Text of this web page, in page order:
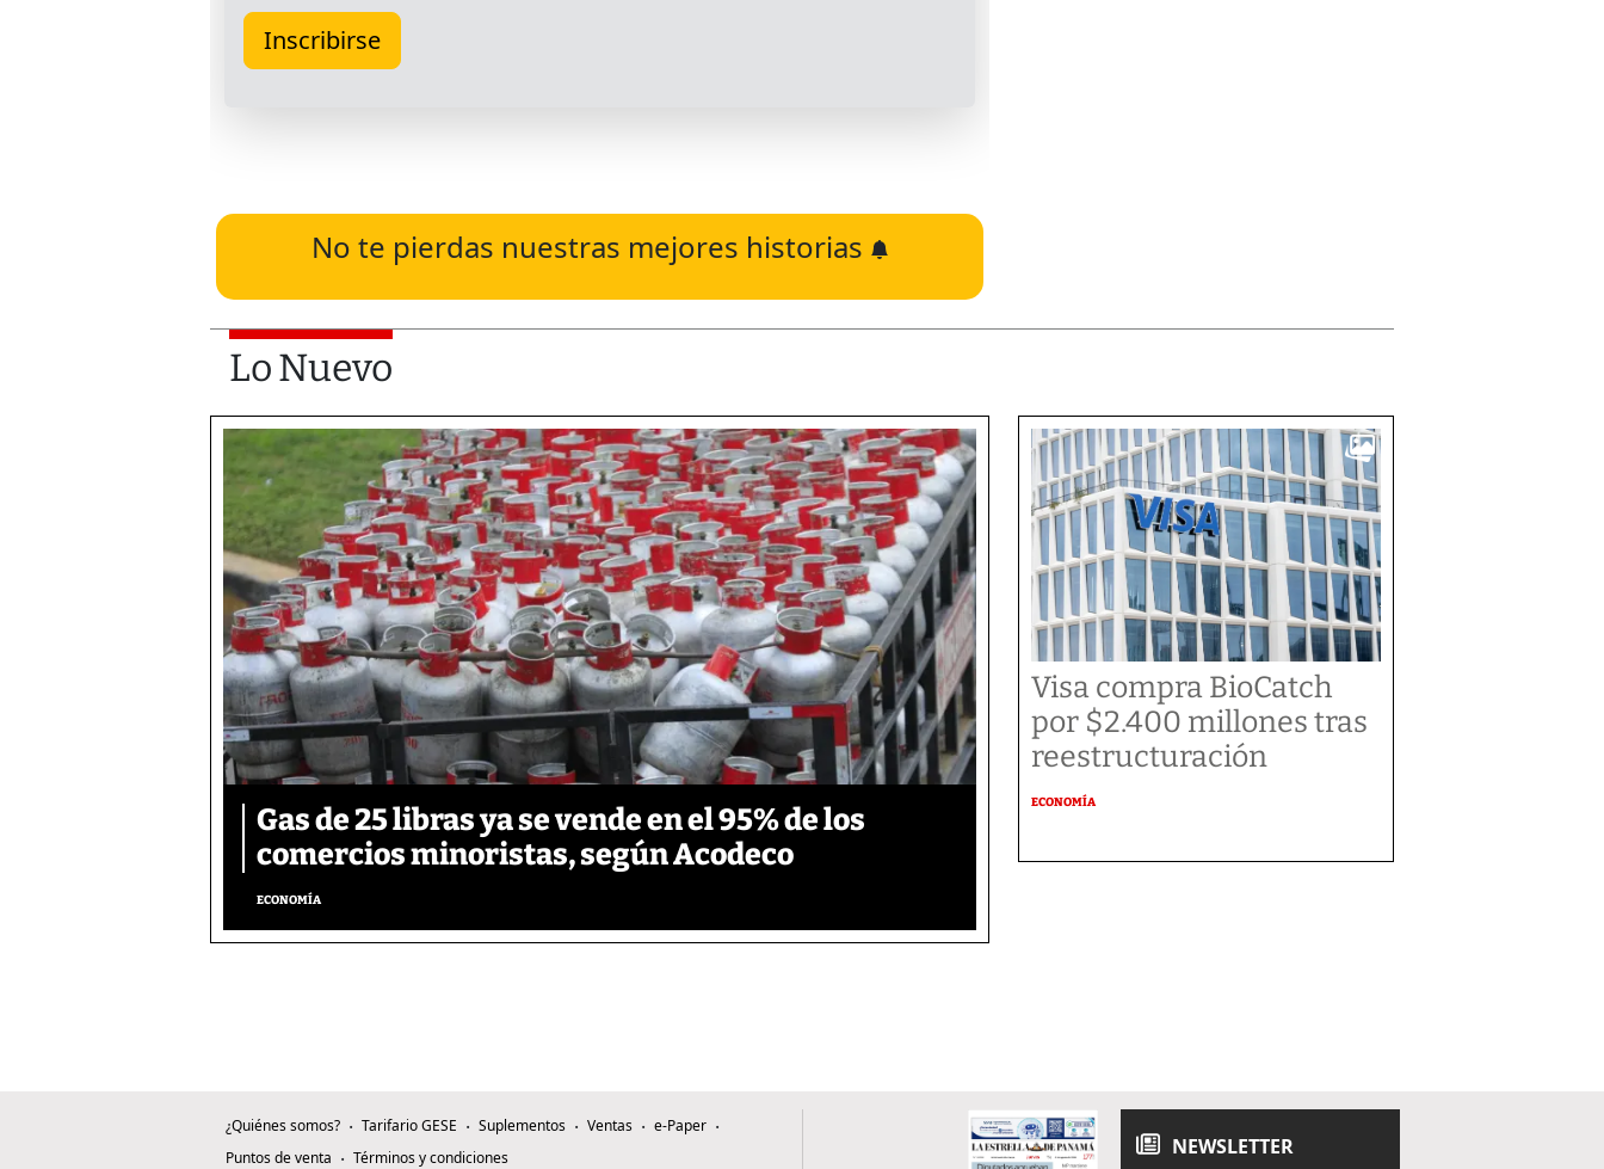
No te pierdas nuestras mejores historias
Lo Nuevo
Gas de 25 libras ya se vende en el 95% de los
comercios minoristas, según Acodeco
ECONOMÍA
Visa compra BioCatch
por $2.400 millones tras
reestructuración
ECONOMÍA
¿Quiénes somos? Tarifario GESE Suplementos Ventas
e-Paper
Puntos de venta
Términos y condiciones NEWSLETTER